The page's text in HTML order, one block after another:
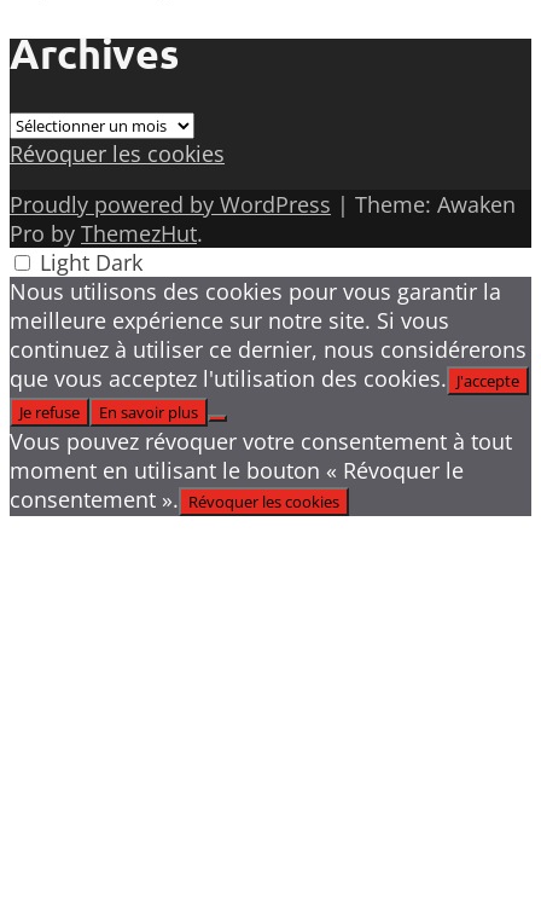
Archives
Archives
Révoquer les cookies
Proudly powered by WordPress | Theme: Awaken
Pro by ThemezHut.
Light Dark
Nous utilisons des cookies pour vous garantir la
meilleure expérience sur notre site. Si vous
continuez à utiliser ce dernier, nous considérerons
que vous acceptez l'utilisation des cookies. J'accepte
Je refuse
En savoir plus
Vous pouvez révoquer votre consentement à tout
moment en utilisant le bouton « Révoquer le
consentement ». Révoquer les cookies